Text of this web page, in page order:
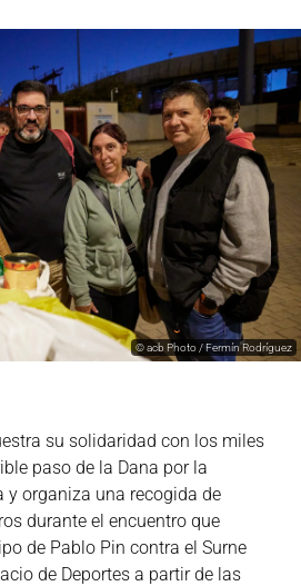
©acb Photo / Fermín Rodríguez
su solidaridad con los miles
paso de la Dana por la
y organiza una recogida de
durante el encuentro que
de Pablo Pin contra el Surne
de Deportes a partir de las